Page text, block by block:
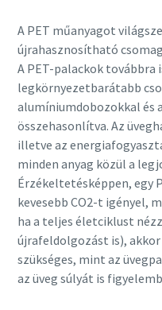
A PET műanyagot
újrahasznosítható
A PET-palackok továbbra
legkörnyezetbarátabb
alumíniumdobozokkal és
összehasonlítva. Az
illetve az
minden anyag közül a
Érzékeltetésképpen, egy
kevesebb CO2-t igényel,
ha a teljes életciklust
újrafeldolgozást is), akkor
szükséges, mint az
az üveg súlyát is